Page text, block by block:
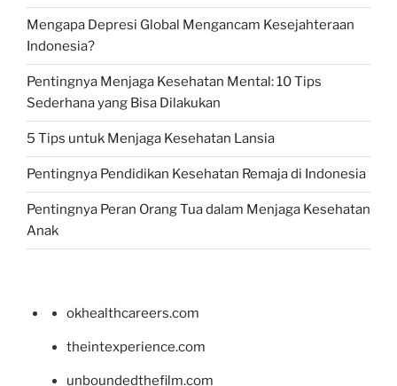
Mengapa Depresi Global Mengancam Kesejahteraan
Indonesia?
Pentingnya Menjaga Kesehatan Mental: 10 Tips
Sederhana yang Bisa Dilakukan
5 Tips untuk Menjaga Kesehatan Lansia
Pentingnya Pendidikan Kesehatan Remaja di Indonesia
Pentingnya Peran Orang Tua dalam Menjaga Kesehatan
Anak
okhealthcareers.com
theintexperience.com
unboundedthefilm.com